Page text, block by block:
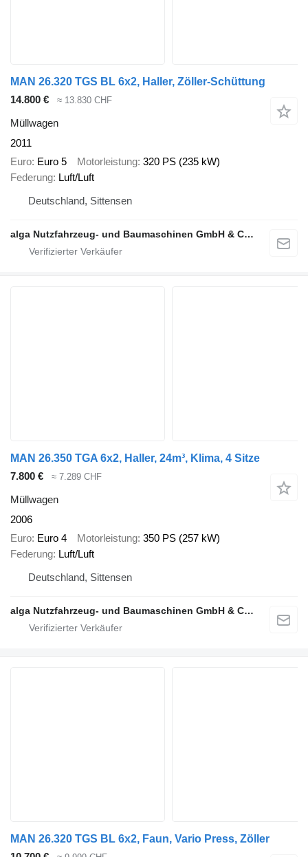
MAN 26.320 TGS BL 6x2, Haller, Zöller-Schüttung
14.800 €
≈ 13.830 CHF
Müllwagen
2011
Euro Euro 5 Motorleistung 320 PS (235 kW)
Federung Luft/Luft
Deutschland, Sittensen
alga Nutzfahrzeug- und Baumaschinen GmbH & Co. KG
MAN 26.350 TGA 6x2, Haller, 24m³, Klima, 4 Sitze
7.800 €
≈ 7.289 CHF
Müllwagen
2006
Euro Euro 4 Motorleistung 350 PS (257 kW)
Federung Luft/Luft
Deutschland, Sittensen
alga Nutzfahrzeug- und Baumaschinen GmbH & Co. KG
MAN 26.320 TGS BL 6x2, Faun, Vario Press, Zöller